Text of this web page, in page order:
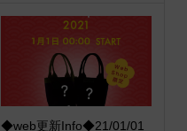
◆web更新Info◆21/01/01